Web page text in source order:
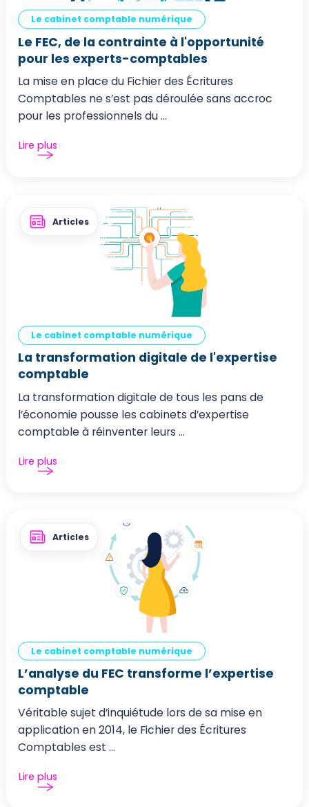
Le cabinet comptable numérique
Le FEC, de la contrainte à l'opportunité
pour les experts-comptables
La mise en place du Fichier des Écritures
Comptables ne s’est pas déroulée sans accroc
pour les professionnels du ...
Lire plus
Articles
Le cabinet comptable numérique
La transformation digitale de l'expertise
comptable
La transformation digitale de tous les pans de
l’économie pousse les cabinets d’expertise
comptable à réinventer leurs ...
Lire plus
Articles
Le cabinet comptable numérique
L’analyse du FEC transforme l’expertise
comptable
Véritable sujet d’inquiétude lors de sa mise en
application en 2014, le Fichier des Écritures
Comptables est ...
Lire plus